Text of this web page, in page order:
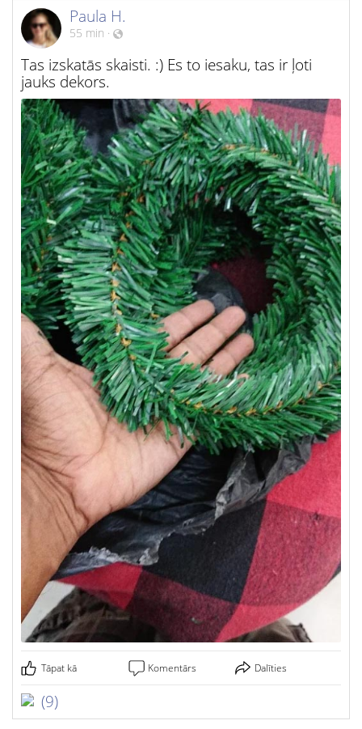
Paula H.
55 min ·
Tas izskatās skaisti. :) Es to iesaku, tas ir ļoti
jauks dekors.
Tāpat kā Komentārs Dalīties
(9)